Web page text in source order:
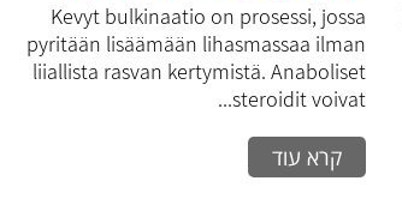
hyvin kevyeen
bulkinaatioon?
Kevyt bulkinaatio on prosessi, jossa
pyritään lisäämään lihasmassaa ilman
liiallista rasvan kertymistä. Anaboliset
steroidit voivat...
קרא עוד